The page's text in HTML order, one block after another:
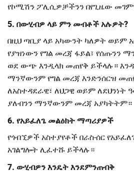
የኮሚሽን ፖሊሲዎቻችንን በየጊዜው
5. በውሂብዎ ላይ ምን መብቶች አሉዎት?
በዚህ ጣቢያ ላይ አካውንት ካለዎት ወይም
የያዝነውን የግል መረጃ ፋይል፣ የሰጡንን
ወደ ውጭ እንዲላክ መጠየቅ ይችላሉ።
ማንኛውንም የግል መረጃ እንድንሰርዝ
ለአስተዳደራዊ፣ ለህጋዊ ወይም
ያለብንን ማንኛውንም መረጃ አያካትትም።
6. የአይፈለጌ መልዕክት ማጣሪያዎች
የጎብኚዎች አስተያየቶች በራስ-ሰር
አገልግሎት ሊፈተሹ ይችላሉ።
7. ውሂብዎን እንዴት እንደምንጠብቅ